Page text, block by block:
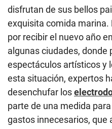
disfrutan de sus bellos
exquisita comida marina.
por recibir el nuevo año
algunas ciudades, donde
espectáculos artísticos y
esta situación, expertos
desenchufar los
parte de una medida para
gastos innecesarios, que